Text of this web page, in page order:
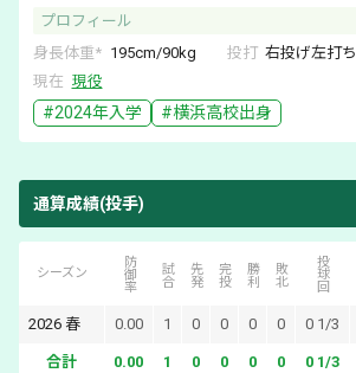
プロフィール
身長体重* 195cm/90kg 投打 右投げ左打ち
現在 現役
#2024年入学 #横浜高校出身
通算成績(投手)
シーズン 防御率 試合 先発 完投 勝利 敗北 投球回
2026 春 0.00 1 0 0 0 0 0 1/3
合計 0.00 1 0 0 0 0 0 1/3